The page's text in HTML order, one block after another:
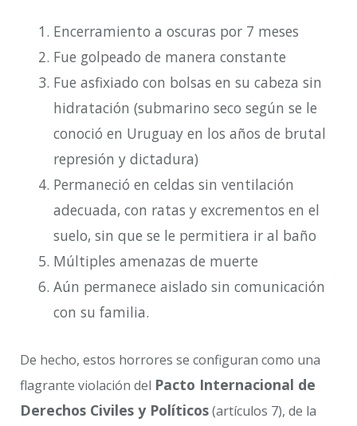
Encerramiento a oscuras por 7 meses
Fue golpeado de manera constante
Fue asfixiado con bolsas en su cabeza sin
hidratación (submarino seco según se le
conoció en Uruguay en los años de brutal
represión y dictadura)
Permaneció en celdas sin ventilación
adecuada, con ratas y excrementos en el
suelo, sin que se le permitiera ir al baño
Múltiples amenazas de muerte
Aún permanece aislado sin comunicación
con su familia.
De hecho, estos horrores se configuran como una
flagrante violación del Pacto Internacional de
Derechos Civiles y Políticos(artículos 7), de la